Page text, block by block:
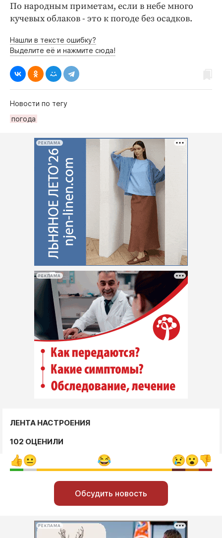
По народным приметам, если в небе много
кучевых облаков - это к погоде без осадков.
Нашли в тексте ошибку?
Выделите её и нажмите сюда!
Новости по тегу
погода
РЕКЛАМА
РЕКЛАМА
ЛЕНТА НАСТРОЕНИЯ
102 ОЦЕНИЛИ
Обсудить новость
РЕКЛАМА